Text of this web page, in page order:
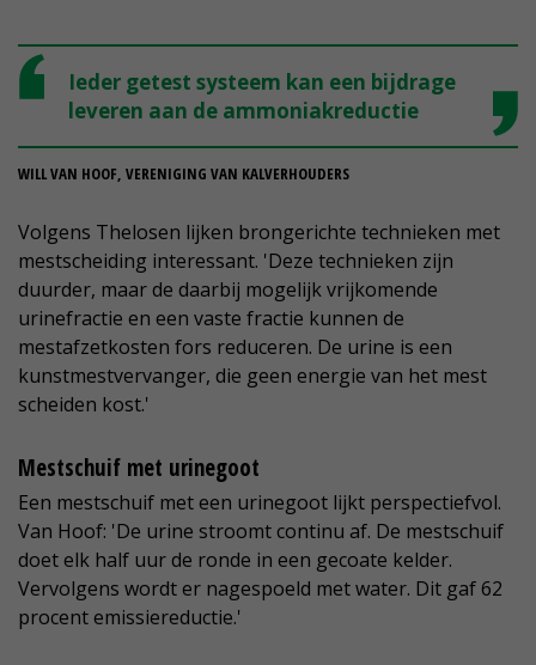
Ieder getest systeem kan een bijdrage
leveren aan de ammoniakreductie
WILL VAN HOOF, VERENIGING VAN KALVERHOUDERS
Volgens Thelosen lijken brongerichte technieken met
mestscheiding interessant. 'Deze technieken zijn
duurder, maar de daarbij mogelijk vrijkomende
urinefractie en een vaste fractie kunnen de
mestafzetkosten fors reduceren. De urine is een
kunstmestvervanger, die geen energie van het mest
scheiden kost.'
Mestschuif met urinegoot
Een mestschuif met een urinegoot lijkt perspectiefvol.
Van Hoof: 'De urine stroomt continu af. De mestschuif
doet elk half uur de ronde in een gecoate kelder.
Vervolgens wordt er nagespoeld met water. Dit gaf 62
procent emissiereductie.'